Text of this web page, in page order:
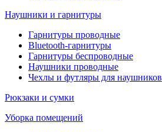
Наушники и гарнитуры
Гарнитуры проводные
Bluetooth-гарнитуры
Гарнитуры беспроводные
Наушники проводные
Чехлы и футляры для наушников
Рюкзаки и сумки
Уборка помещений